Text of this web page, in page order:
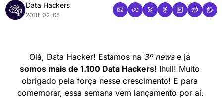
Data Hackers
2018-02-05
Olá, Data Hacker! Estamos na 3º news
somos mais de 1.100 Data Hackers! Ihull! Muito
obrigado pela força nesse crescimento! E para
comemorar, essa semana vem lançamento por aí.